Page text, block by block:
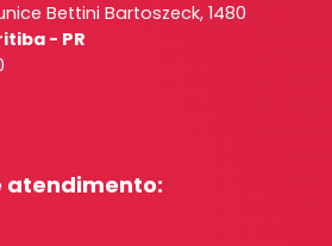
Bettini Bartoszeck, 1480
- PR
atendimento: